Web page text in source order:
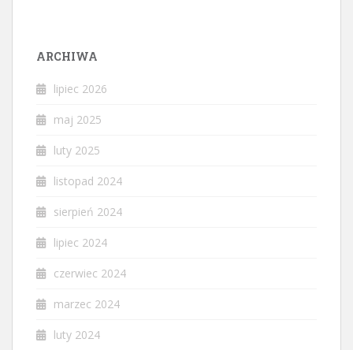
ARCHIWA
lipiec 2026
maj 2025
luty 2025
listopad 2024
sierpień 2024
lipiec 2024
czerwiec 2024
marzec 2024
luty 2024